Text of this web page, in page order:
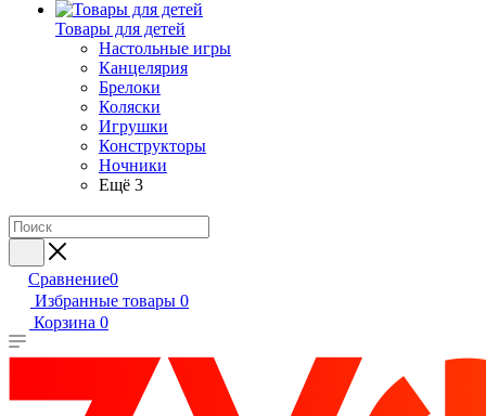
Товары для детей
Настольные игры
Канцелярия
Брелоки
Коляски
Игрушки
Конструкторы
Ночники
Ещё 3
Сравнение0
Избранные товары 0
Корзина 0